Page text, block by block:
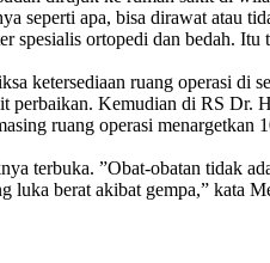
seperti apa, bisa dirawat atau
spesialis ortopedi dan bedah.
ketersediaan ruang operasi
perbaikan. Kemudian di RS
ruang operasi
terbuka. ”Obat-obatan tidak
luka berat akibat gempa,” kata